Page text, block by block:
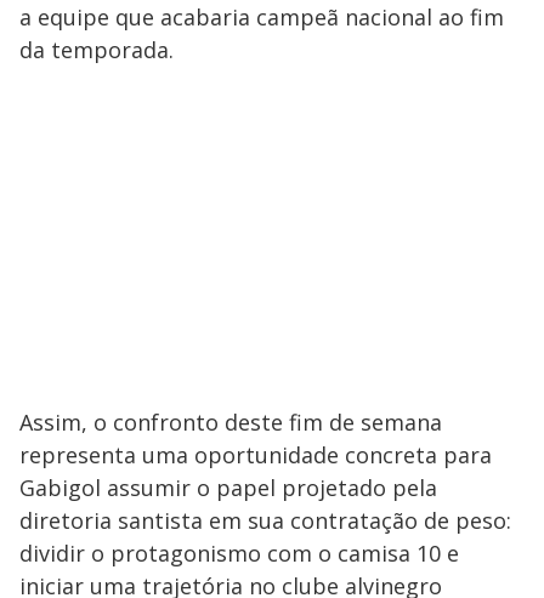
a equipe que acabaria campeã nacional ao fim
da temporada.
Assim, o confronto deste fim de semana
representa uma oportunidade concreta para
Gabigol assumir o papel projetado pela
diretoria santista em sua contratação de peso:
dividir o protagonismo com o camisa 10 e
iniciar uma trajetória no clube alvinegro